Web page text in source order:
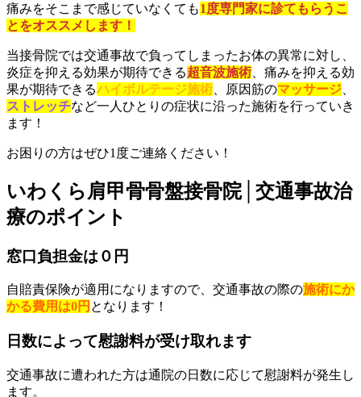
痛みをそこまで感じていなくても1度専門家に診てもらうこ
とをオススメします！
当接骨院では交通事故で負ってしまったお体の異常に対し、
炎症を抑える効果が期待できる超音波施術 、痛みを抑える効
果が期待できるハイボルテージ施術、原因筋のマッサージ
ストレッチなど一人ひとりの症状に沿った施術を行っていき
ます！
お困りの方はぜひ1度ご連絡ください！
いわくら肩甲骨骨盤接骨院│交通事故治
療のポイント
窓口負担金は０円
自賠責保険が適用になりますので、交通事故の際の施術にか
かる費用は0円 となります！
日数によって慰謝料が受け取れます
交通事故に遭われた方は通院の日数に応じて慰謝料が発生し
ます。